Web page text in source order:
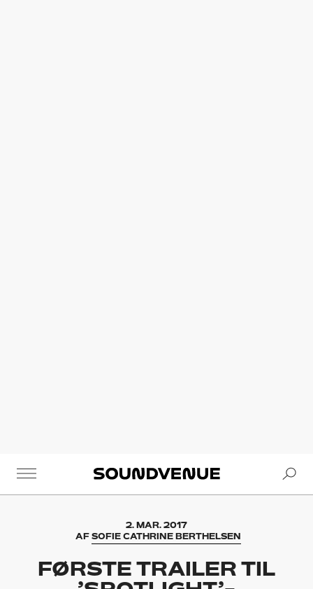
Soundvenue
2. MAR. 2017
AF SOFIE CATHRINE BERTHELSEN
FØRSTE TRAILER TIL